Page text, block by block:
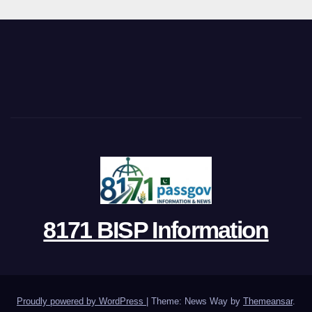
8171 BISP Information
Proudly powered by WordPress Theme: News Way by Themeansar.